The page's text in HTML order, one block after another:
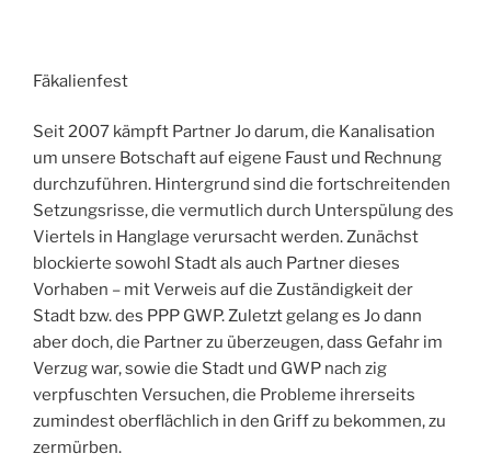
Fäkalienfest
Seit 2007 kämpft Partner Jo darum, die Kanalisation
um unsere Botschaft auf eigene Faust und Rechnung
durchzuführen. Hintergrund sind die fortschreitenden
Setzungsrisse, die vermutlich durch Unterspülung des
Viertels in Hanglage verursacht werden. Zunächst
blockierte sowohl Stadt als auch Partner dieses
Vorhaben – mit Verweis auf die Zuständigkeit der
Stadt bzw. des PPP GWP. Zuletzt gelang es Jo dann
aber doch, die Partner zu überzeugen, dass Gefahr im
Verzug war, sowie die Stadt und GWP nach zig
verpfuschten Versuchen, die Probleme ihrerseits
zumindest oberflächlich in den Griff zu bekommen, zu
zermürben.